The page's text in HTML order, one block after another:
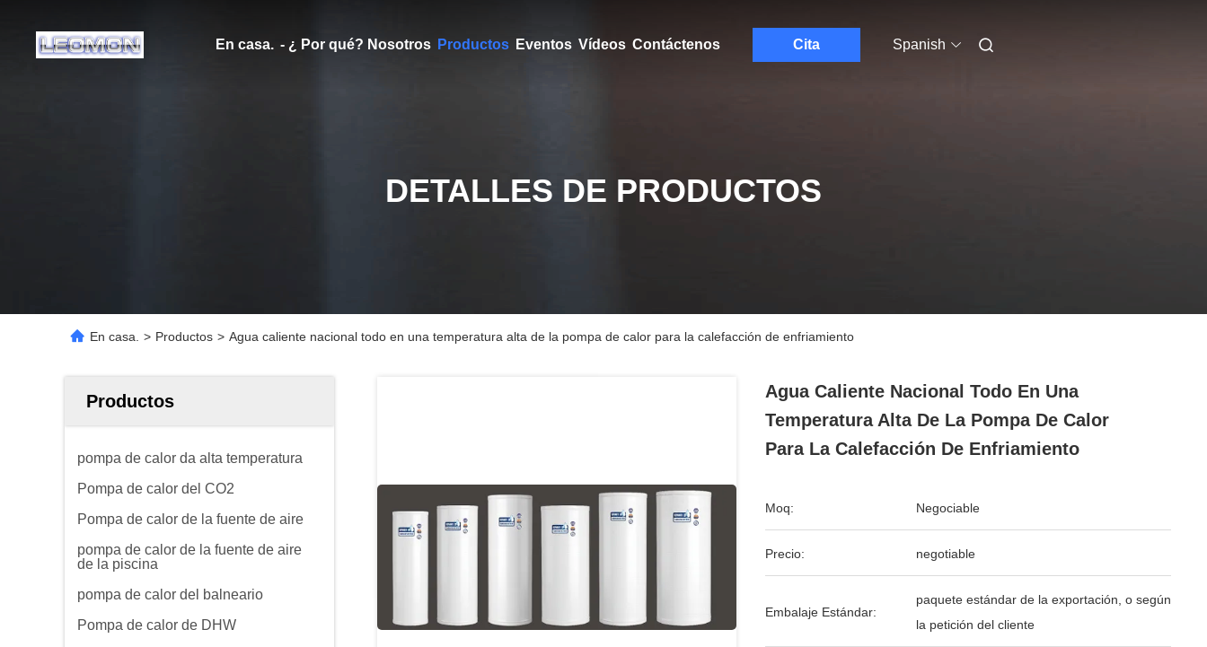
En casa. - ¿ Por qué? Nosotros Productos Eventos Vídeos Contáctenos Cita Spanish
DETALLES DE PRODUCTOS
En casa. > Productos > Agua caliente nacional todo en una temperatura alta de la pompa de calor para la calefacción de enfriamiento
Productos
pompa de calor da alta temperatura
Pompa de calor del CO2
Pompa de calor de la fuente de aire
pompa de calor de la fuente de aire
de la piscina
pompa de calor del balneario
Pompa de calor de DHW
Agua Caliente Nacional Todo En Una
Temperatura Alta De La Pompa De Calor
Para La Calefacción De Enfriamiento
Moq: Negociable
Precio: negotiable
Embalaje Estándar:
paquete estándar de la exportación, o según
la petición del cliente